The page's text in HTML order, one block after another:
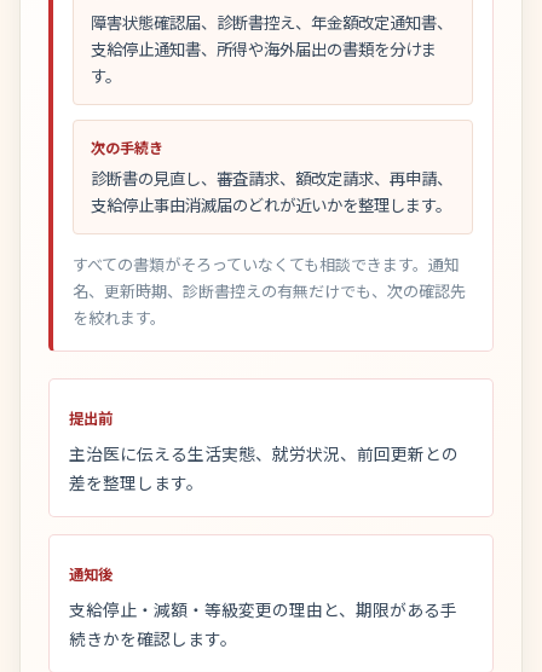
障害状態確認届、診断書控え、年金額改定通知書、
支給停止通知書、所得や海外届出の書類を分けま
す。
次の手続き
診断書の見直し、審査請求、額改定請求、再申請、
支給停止事由消滅届のどれが近いかを整理します。
すべての書類がそろっていなくても相談できます。通知
名、更新時期、診断書控えの有無だけでも、次の確認先
を絞れます。
提出前
主治医に伝える生活実態、就労状況、前回更新との
差を整理します。
通知後
支給停止・減額・等級変更の理由と、期限がある手
続きかを確認します。